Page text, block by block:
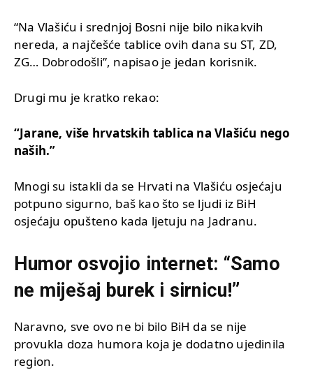
“Na Vlašiću i srednjoj Bosni nije bilo nikakvih
nereda, a najčešće tablice ovih dana su ST, ZD,
ZG… Dobrodošli”, napisao je jedan korisnik.
Drugi mu je kratko rekao:
“Jarane, više hrvatskih tablica na Vlašiću nego
naših.”
Mnogi su istakli da se Hrvati na Vlašiću osjećaju
potpuno sigurno, baš kao što se ljudi iz BiH
osjećaju opušteno kada ljetuju na Jadranu.
Humor osvojio internet: “Samo
ne miješaj burek i sirnicu!”
Naravno, sve ovo ne bi bilo BiH da se nije
provukla doza humora koja je dodatno ujedinila
region.